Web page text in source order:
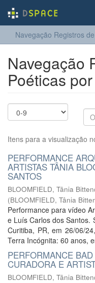
Navegação Registros
Navegação
Poéticas
Itens para a visualização
PERFORMANCE
ARTISTAS TÂNIA
SANTOS
BLOOMFIELD, Tânia
(BLOOMFIELD, Tânia
Performance para vídeo
e Luís Carlos dos Santos.
Curitiba, PR, em 26/06/
Terra Incógnita: 60 anos,
PERFORMANCE
CURADORA E
BLOOMFIELD, Tânia